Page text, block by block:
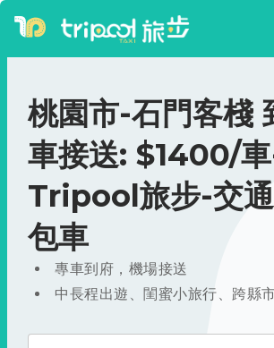
桃園市-石門客棧
車接送: $1400/
Tripool旅步-交
包車
專車到府，機場接送
中長程出遊、閨蜜小旅行、跨縣